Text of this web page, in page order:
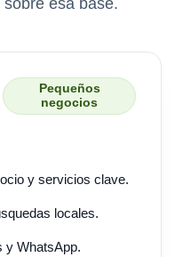
Pequeños
negocios
y servicios clave.
locales.
y WhatsApp.